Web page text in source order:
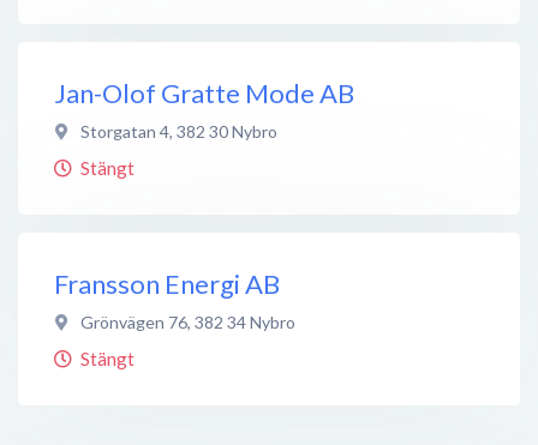
Jan-Olof Gratte Mode AB
Storgatan 4, 382 30Nybro
Stängt
Fransson Energi AB
Grönvägen 76, 382 34Nybro
Stängt